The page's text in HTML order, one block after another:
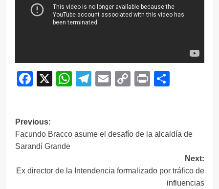
Facebook
X WhatsApp
Telegram
EmailCopy
Print
Navegación
de
Previous:
Facundo Bracco asume el desafío de la alcaldía de
Sarandí Grande
Next:
Ex director de la Intendencia formalizado por tráfico de
influencias